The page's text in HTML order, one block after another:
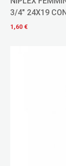
3/4" 24X19
1,60 €